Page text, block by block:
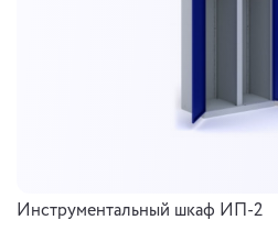
Инструментальный шкаф ИП-2